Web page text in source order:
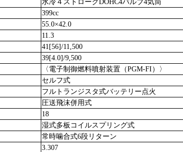
399cc
55.0×42.0
11.3
41[56]/11,500
39[4.0]/9,500
〈電子制御燃料噴射装置（PGM-FI）〉
セルフ式
フルトランジスタ式バッテリー点火
圧送飛沫併用式
18
湿式多板コイルスプリング式
常時噛合式6段リターン
3.307